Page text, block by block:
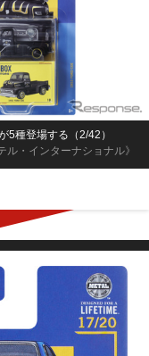
ル・インターナショナル》
5種登場する（2/42）